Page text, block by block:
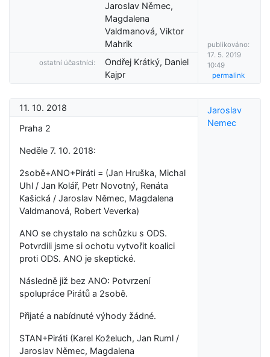
Jaroslav Němec,
Magdalena
Valdmanová, Viktor
Mahrik
ostatní účastníci:
Ondřej Krátký, Daniel
Kajpr
publikováno:
17. 5. 2019
10:49
permalink
11. 10. 2018
Praha 2
Neděle 7. 10. 2018:
2sobě+ANO+Piráti = (Jan Hruška, Michal
Uhl / Jan Kolář, Petr Novotný, Renáta
Kašická / Jaroslav Němec, Magdalena
Valdmanová, Robert Veverka)
ANO se chystalo na schůzku s ODS.
Potvrdili jsme si ochotu vytvořit koalici
proti ODS. ANO je skeptické.
Následně již bez ANO: Potvrzení
spolupráce Pirátů a 2sobě.
Přijaté a nabídnuté výhody žádné.
STAN+Piráti (Karel Koželuch, Jan Ruml /
Jaroslav Němec, Magdalena
Jaroslav
Nemec